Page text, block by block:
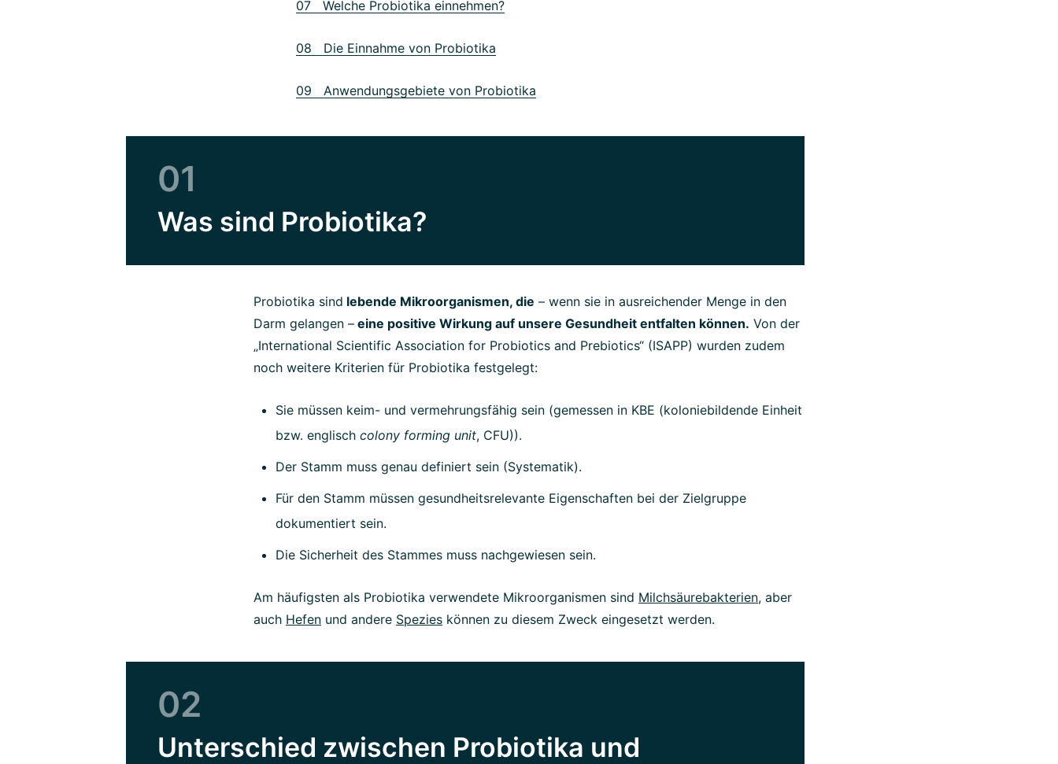
07 Welche Probiotika einnehmen?
08 Die Einnahme von Probiotika
09 Anwendungsgebiete von Probiotika
01
Was sind Probiotika?
Probiotika sind lebende Mikroorganismen, die – wenn sie in ausreichender Menge in den
Darm gelangen – eine positive Wirkung auf unsere Gesundheit entfalten können. Von der
„International Scientific Association for Probiotics and Prebiotics“ (ISAPP) wurden zudem
noch weitere Kriterien für Probiotika festgelegt:
Sie müssen keim- und vermehrungsfähig sein (gemessen in KBE (koloniebildende Einheit
bzw. englisch colony forming unit, CFU)).
Der Stamm muss genau definiert sein (Systematik).
Für den Stamm müssen gesundheitsrelevante Eigenschaften bei der Zielgruppe
dokumentiert sein.
Die Sicherheit des Stammes muss nachgewiesen sein.
Am häufigsten als Probiotika verwendete Mikroorganismen sind Milchsäurebakterien, aber
auch Hefen und andere Spezies können zu diesem Zweck eingesetzt werden.
02
Unterschied zwischen Probiotika und